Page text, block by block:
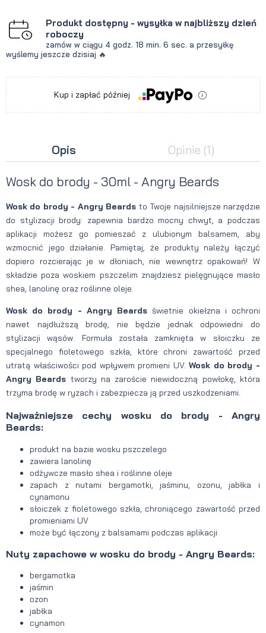
Produkt dostępny - wysyłka w najbliższy dzień
roboczy
zamów w ciągu 4 godz. 18 min. 5 sec. a przesyłkę
wyślemy jeszcze dzisiaj 🔥
Kup i zapłać później
Opis Opinie (1)
Wosk do brody - 30ml - Angry Beards
Wosk do brody - Angry Beards to Twoje najsilniejsze narzędzie
do stylizacji brody: zapewnia bardzo mocny chwyt, a podczas
aplikacji możesz go pomieszać z ulubionym balsamem, aby
wzmocnić jego działanie. Pamiętaj, że produkty należy łączyć
dopiero rozcierając je w dłoniach, nie wewnętrz opakowań! W
składzie poza woskiem pszczelim znajdziesz pielęgnujące masło
shea, lanolinę oraz roślinne oleje.
Wosk do brody - Angry Beards świetnie okiełzna i ochroni
nawet najdłuższą brodę, nie będzie jednak odpowiedni do
stylizacji wąsów. Formuła została zamknięta w słoiczku ze
specjalnego fioletowego szkła, które chroni zawartość przed
utratą właściwości pod wpływem promieni UV.Wosk do brody -
Angry Beards tworzy na zaroście niewidoczną powłokę, która
trzyma brodę w ryzach i zabezpiecza ją przed uszkodzeniami.
Najważniejsze cechy wosku do brody - Angry
Beards:
produkt na bazie wosku pszczelego
zawiera lanolinę
odżywcze masło shea i roślinne oleje
zapach z nutami bergamotki, jaśminu, ozonu, jabłka i
cynamonu
słoiczek z fioletowego szkła, chroniącego zawartość przed
promieniami UV
może być łączony z balsamami podczas aplikacji
Nuty zapachowe w wosku do brody - Angry Beards:
bergamotka
jaśmin
ozon
jabłka
cynamon